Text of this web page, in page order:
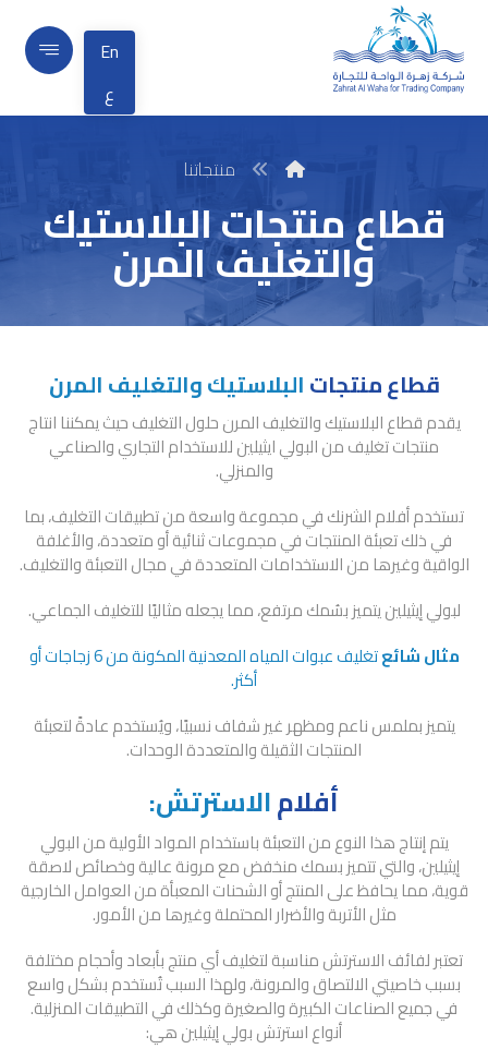
En
ع
منتجاتنا
قطاع منتجات البلاستيك
والتغليف المرن
قطاع منتجاتالبلاستيك والتغليف المرن
يقدم قطاع البلاستيك والتغليف المرن حلول التغليف حيث يمكننا انتاج
منتجات تغليف من البولي ايثيلين للاستخدام التجاري والصناعي
والمنزلي.
تستخدم أفلام الشرنك في مجموعة واسعة من تطبيقات التغليف، بما
في ذلك تعبئة المنتجات في مجموعات ثنائية أو متعددة، والأغلفة
الواقية وغيرها من الاستخدامات المتعددة في مجال التعبئة والتغليف.
لبولي إيثيلين يتميز بسُمك مرتفع، مما يجعله مثاليًا للتغليف الجماعي.
مثال شائع
تغليف عبوات المياه المعدنية المكونة من 6 زجاجات أو
أكثر.
يتميز بملمس ناعم ومظهر غير شفاف نسبيًا، ويُستخدم عادةً لتعبئة
المنتجات الثقيلة والمتعددة الوحدات.
أفلامالاسترتش:
يتم إنتاج هذا النوع من التعبئة باستخدام المواد الأولية من البولي
إيثيلين، والتي تتميز بسمك منخفض مع مرونة عالية وخصائص لاصقة
قوية، مما يحافظ على المنتج أو الشحنات المعبأة من العوامل الخارجية
مثل الأتربة والأضرار المحتملة وغيرها من الأمور.
تعتبر لفائف الاسترتش مناسبة لتغليف أي منتج بأبعاد وأحجام مختلفة
بسبب خاصيتي الالتصاق والمرونة، ولهذا السبب تُستخدم بشكل واسع
في جميع الصناعات الكبيرة والصغيرة وكذلك في التطبيقات المنزلية.
أنواع استرتش بولي إيثيلين هي: